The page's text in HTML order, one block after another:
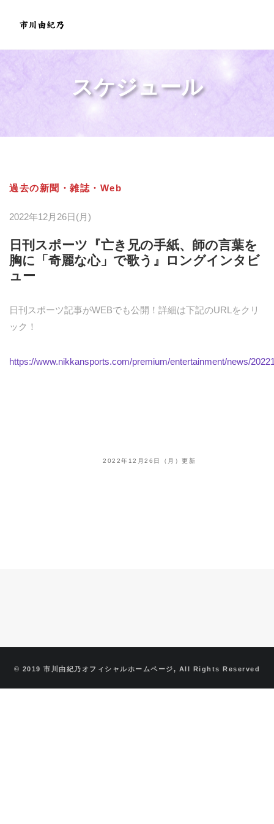
スケジュール
過去の新聞・雑誌・Web
2022年12月26日(月)
日刊スポーツ『亡き兄の手紙、師の言葉を
胸に「奇麗な心」で歌う』ロングインタビ
ュー
日刊スポーツ記事がWEBでも公開！詳細は下記のURLをクリ
ック！
https://www.nikkansports.com/premium/entertainment/news/
2022年12月26日（月）更新
© 2019 市川由紀乃オフィシャルホームページ, All Rights Reserved